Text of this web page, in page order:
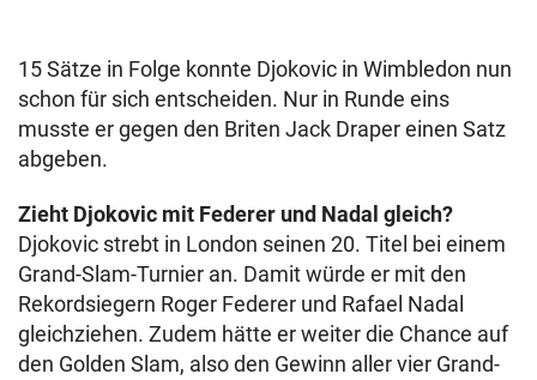
15 Sätze in Folge konnte Djokovic in Wimbledon nun
schon für sich entscheiden. Nur in Runde eins
musste er gegen den Briten Jack Draper einen Satz
abgeben.
Zieht Djokovic mit Federer und Nadal gleich?
Djokovic strebt in London seinen 20. Titel bei einem
Grand-Slam-Turnier an. Damit würde er mit den
Rekordsiegern Roger Federer und Rafael Nadal
gleichziehen. Zudem hätte er weiter die Chance auf
den Golden Slam, also den Gewinn aller vier Grand-